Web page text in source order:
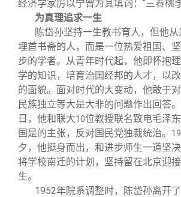
经济学家厉以宁曾为其填词：“三春桃
为真理追求一生
陈岱孙坚持一生教书育人，但他
埋首书斋的人，而是一位热爱祖国、
步的学者。从青年时代起，他即怀抱
学的知识，培育治国经邦的人才，以
的面貌。面对时代的大变动，他敢于对
民族独立等大是大非的问题作出回答。
日，他和联大10位教授联名致电毛泽
国是的主张，反对国民党独裁统治。
夕，他挺身而出，和进步师生一道坚
将学校南迁的计划，坚持留在北京迎
生。
1952年院系调整时，陈岱孙离开